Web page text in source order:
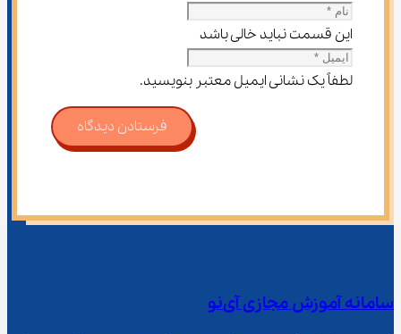
این قسمت نباید خالی باشد
لطفاً یک نشانی ایمیل معتبر بنویسید.
فرستادن دیدگاه
سامانه آموزش مجازی آی‌نو